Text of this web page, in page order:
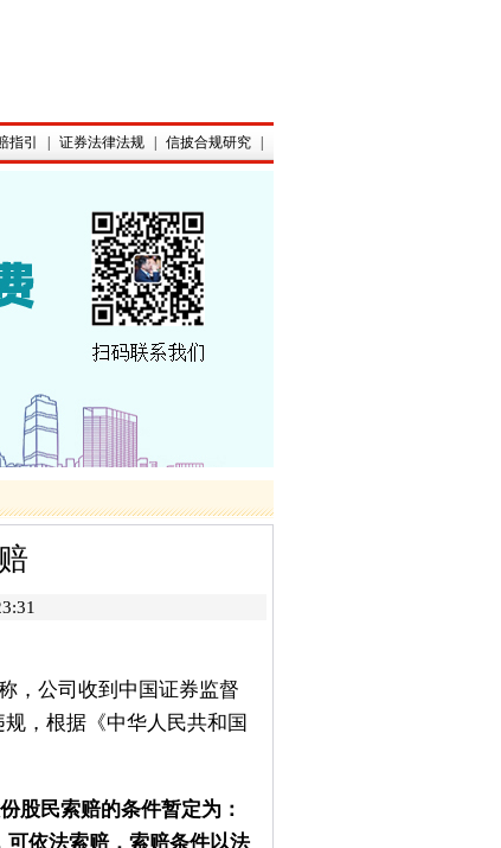
指引 证券法律法规 信披合规研究
，公司收到中国证券监督
，根据《中华人民共和国
民索赔的条件暂定为：
可依法索赔，索赔条件以法